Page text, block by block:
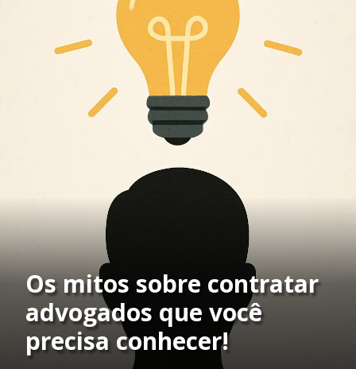
Os mitos sobre contratar
advogados que você
precisa conhecer!